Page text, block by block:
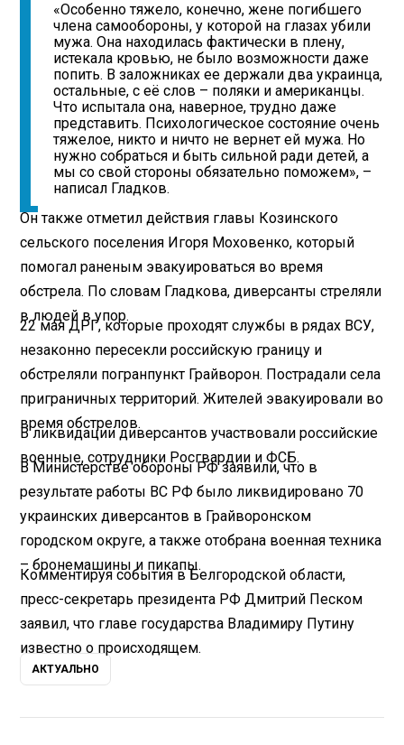
«Особенно тяжело, конечно, жене погибшего
члена самообороны, у которой на глазах убили
мужа. Она находилась фактически в плену,
истекала кровью, не было возможности даже
попить. В заложниках ее держали два украинца,
остальные, с её слов – поляки и американцы.
Что испытала она, наверное, трудно даже
представить. Психологическое состояние очень
тяжелое, никто и ничто не вернет ей мужа. Но
нужно собраться и быть сильной ради детей, а
мы со свой стороны обязательно поможем», –
написал Гладков.
Он также отметил действия главы Козинского
сельского поселения Игоря Моховенко, который
помогал раненым эвакуироваться во время
обстрела. По словам Гладкова, диверсанты стреляли
в людей в упор.
22 мая ДРГ, которые проходят службы в рядах ВСУ,
незаконно пересекли российскую границу и
обстреляли погранпункт Грайворон. Пострадали села
приграничных территорий. Жителей эвакуировали во
время обстрелов.
В ликвидации диверсантов участвовали российские
военные, сотрудники Росгвардии и ФСБ.
В Министерстве обороны РФ заявили, что в
результате работы ВС РФ было ликвидировано 70
украинских диверсантов в Грайворонском
городском округе, а также отобрана военная техника
– бронемашины и пикапы.
Комментируя события в Белгородской области,
пресс-секретарь президента РФ Дмитрий Песком
заявил, что главе государства Владимиру Путину
известно о происходящем.
АКТУАЛЬНО